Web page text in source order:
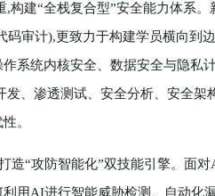
建“全栈复合型”安全能力体系。
码审计),更致力于构建学员横向到
系统内核安全、数据安全与隐私
发、渗透测试、安全分析、安全
。
“攻防智能化”双技能引擎。面对
用AI进行智能威胁检测、自动